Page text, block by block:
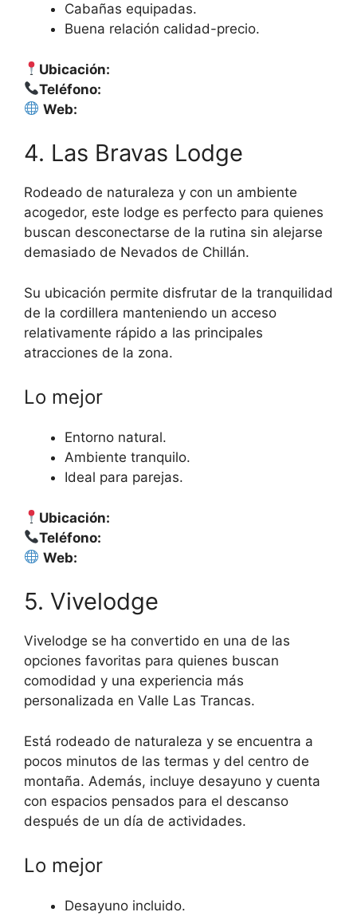
Cabañas equipadas.
Buena relación calidad-precio.
Ubicación:
Teléfono:
Web:
4. Las Bravas Lodge
Rodeado de naturaleza y con un ambiente
acogedor, este lodge es perfecto para quienes
buscan desconectarse de la rutina sin alejarse
demasiado de Nevados de Chillán.
Su ubicación permite disfrutar de la tranquilidad
de la cordillera manteniendo un acceso
relativamente rápido a las principales
atracciones de la zona.
Lo mejor
Entorno natural.
Ambiente tranquilo.
Ideal para parejas.
Ubicación:
Teléfono:
Web:
5. Vivelodge
Vivelodge se ha convertido en una de las
opciones favoritas para quienes buscan
comodidad y una experiencia más
personalizada en Valle Las Trancas.
Está rodeado de naturaleza y se encuentra a
pocos minutos de las termas y del centro de
montaña. Además, incluye desayuno y cuenta
con espacios pensados para el descanso
después de un día de actividades.
Lo mejor
Desayuno incluido.